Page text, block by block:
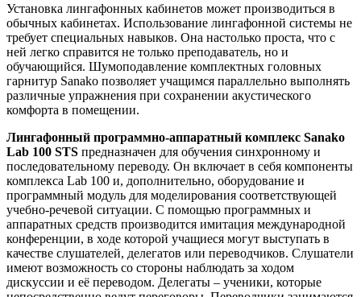
Установка лингафонных кабинетов может производиться в
обычных кабинетах. Использование лингафонной системы не
требует специальных навыков. Она настолько проста, что с
ней легко справится не только преподаватель, но и
обучающийся. Шумоподавление комплектных головных
гарнитур Sanako позволяет учащимся параллельно выполнять
различные упражнения при сохранении акустического
комфорта в помещении.
Лингафонный программно-аппаратный комплекс Sanako
Lab 100 STS предназначен для обучения синхронному и
последовательному переводу. Он включает в себя компоненты
комплекса Lab 100 и, дополнительно, оборудование и
программный модуль для моделирования соответствующей
учебно-речевой ситуации. С помощью программных и
аппаратных средств производится имитация международной
конференции, в ходе которой учащиеся могут выступать в
качестве слушателей, делегатов или переводчиков. Слушатели
имеют возможность со стороны наблюдать за ходом
дискуссии и её переводом. Делегаты – ученики, которые